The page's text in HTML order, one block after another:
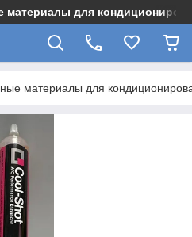
материалы для
материалы для